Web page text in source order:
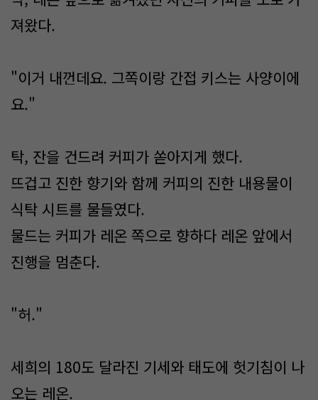
져왔다.
"이거 내껀데요. 그쪽이랑 간접 키스는 사양이에
요."
탁, 잔을 건드려 커피가 쏟아지게 했다.
뜨겁고 진한 향기와 함께 커피의 진한 내용물이
식탁 시트를 물들였다.
물드는 커피가 레온 쪽으로 향하다 레온 앞에서
진행을 멈춘다.
"허."
세희의 180도 달라진 기세와 태도에 헛기침이 나
오는 레온.